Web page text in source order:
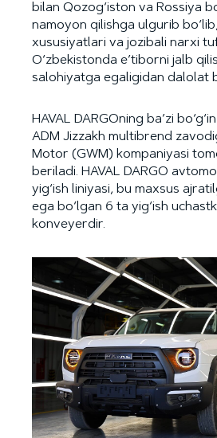
bilan Qozog‘iston va Rossiya
namoyon qilishga ulgurib
xususiyatlari va jozibali narxi
O‘zbekistonda e’tiborni jalb
salohiyatga egaligidan dalolat
HAVAL DARGOning ba’zi
ADM Jizzakh multibrend
Motor (GWM) kompaniyasi
beriladi. HAVAL DARGO
yig‘ish liniyasi, bu maxsus
ega bo‘lgan 6 ta yig‘ish
konveyerdir.